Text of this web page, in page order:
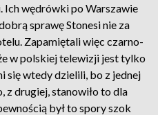
Ich wędrówki po Warszawie
sprawę Stonesi nie za
Zapamiętali więc czarno-
w polskiej telewizji jest tylko
się wtedy dzielili, bo z jednej
z drugiej, stanowiło to dla
był to spory szok